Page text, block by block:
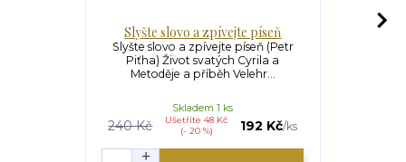
Slyšte slovo a zpívejte píseň
Slyšte slovo a zpívejte píseň (Petr
Piťha) Život svatých Cyrila a
Metoděje a příběh Velehr...
240 Kč
Ušetříte 48 Kč
(- 20 %)
192 Kč/ks
Skladem 1 ks